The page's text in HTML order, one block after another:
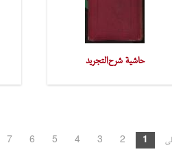
حاشیة شرح‌التجرید
1
2
3
4
5
6
7